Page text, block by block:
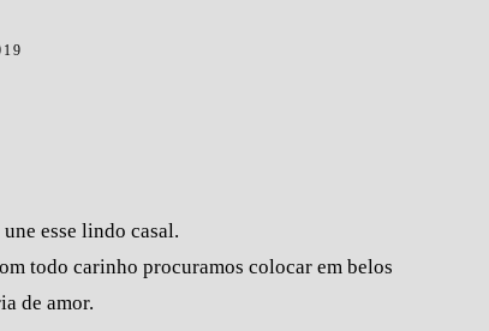
esse lindo casal.
todo carinho procuramos colocar em belos
de amor.